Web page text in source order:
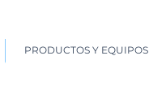
PRODUCTOS Y EQUIPOS